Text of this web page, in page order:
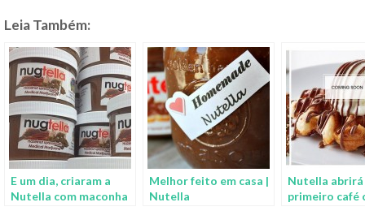
Leia Também:
E um dia, criaram a
Nutella com maconha
Melhor feito em casa |
Nutella
Nutella abrirá
primeiro café